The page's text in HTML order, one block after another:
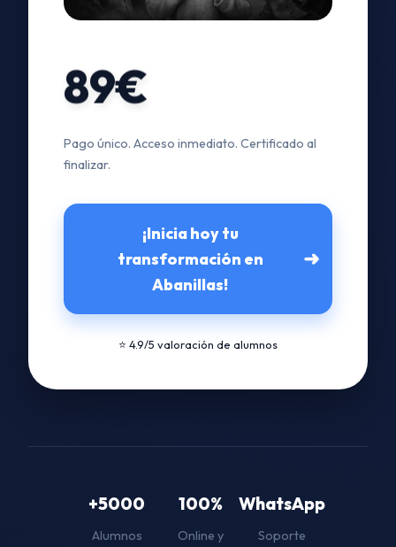
89€
Pago único. Acceso inmediato. Certificado al
finalizar.
¡Inicia hoy tu
transformación en
Abanillas!
➜
⭐ 4.9/5 valoración de alumnos
+5000
Alumnos
100%
Online y
WhatsApp
Soporte